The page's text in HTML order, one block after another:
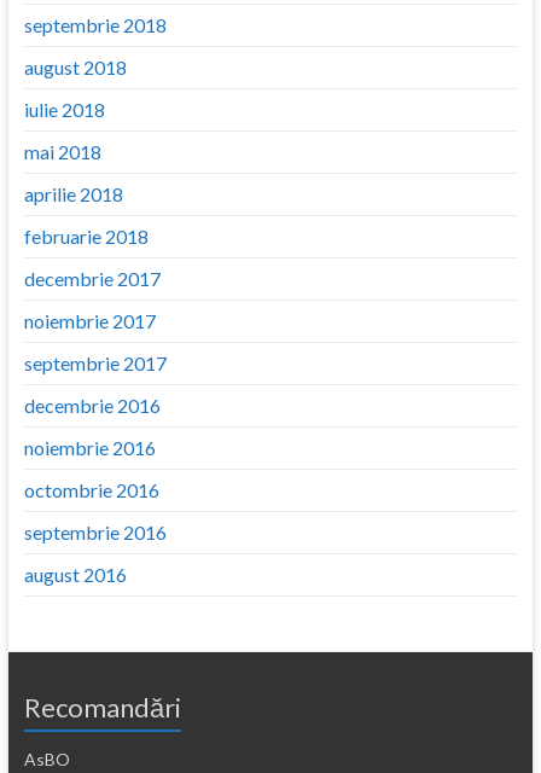
septembrie 2018
august 2018
iulie 2018
mai 2018
aprilie 2018
februarie 2018
decembrie 2017
noiembrie 2017
septembrie 2017
decembrie 2016
noiembrie 2016
octombrie 2016
septembrie 2016
august 2016
Recomandări
AsBO